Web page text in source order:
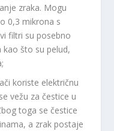
zraka. Mogu
0,3 mikrona s
filtri su posebno
kao što su pelud,
koriste električnu
vežu za čestice u
toga se čestice
a zrak postaje